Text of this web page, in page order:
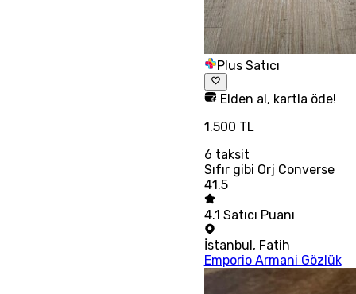
Plus Satıcı
Elden al, kartla öde!
1.500 TL
6 taksit
Sıfır gibi Orj Converse
41.5
4.1 Satıcı Puanı
İstanbul, Fatih
Emporio Armani Gözlük